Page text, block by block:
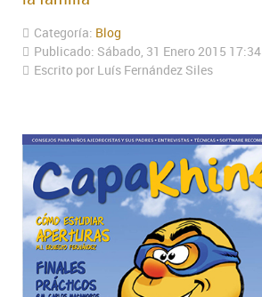
Categoría: Blog
Publicado: Sábado, 31 Enero 2015 17:34
Escrito por Luís Fernández Siles